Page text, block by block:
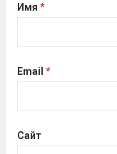
Имя *
Email *
Сайт